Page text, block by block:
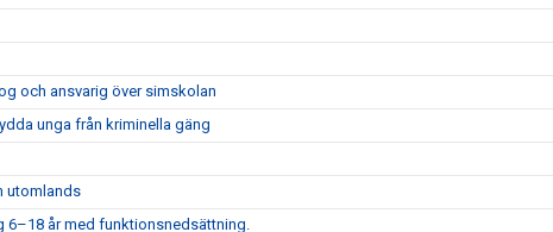
och ansvarig över simskolan
unga från kriminella gäng
utomlands
år med funktionsnedsättning.